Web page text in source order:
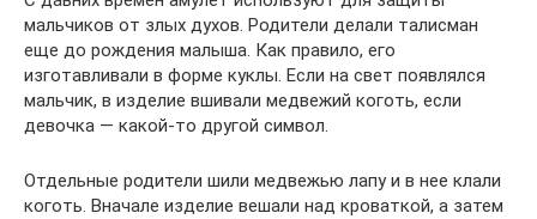
мальчиков от злых духов. Родители делали талисман
еще до рождения малыша. Как правило, его
изготавливали в форме куклы. Если на свет появлялся
мальчик, в изделие вшивали медвежий коготь, если
девочка — какой-то другой символ.
Отдельные родители шили медвежью лапу и в нее клали
коготь. Вначале изделие вешали над кроваткой, а затем